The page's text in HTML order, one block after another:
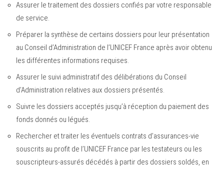
Assurer le traitement des dossiers confiés par votre responsable
de service.
Préparer la synthèse de certains dossiers pour leur présentation
au Conseil d’Administration de l’UNICEF France après avoir obtenu
les différentes informations requises.
Assurer le suivi administratif des délibérations du Conseil
d’Administration relatives aux dossiers présentés.
Suivre les dossiers acceptés jusqu’à réception du paiement des
fonds donnés ou légués.
Rechercher et traiter les éventuels contrats d’assurances-vie
souscrits au profit de l’UNICEF France par les testateurs ou les
souscripteurs-assurés décédés à partir des dossiers soldés, en